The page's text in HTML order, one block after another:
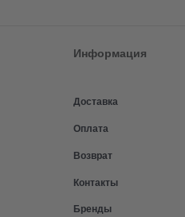
Информация
Доставка
Оплата
Возврат
Контакты
Бренды